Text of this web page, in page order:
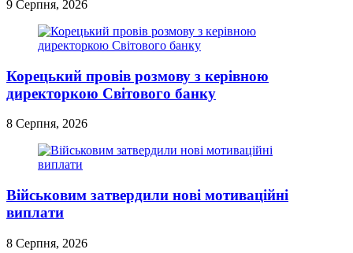
9 Серпня, 2026
Корецький провів розмову з керівною
директоркою Світового банку
8 Серпня, 2026
Військовим затвердили нові мотиваційні
виплати
8 Серпня, 2026